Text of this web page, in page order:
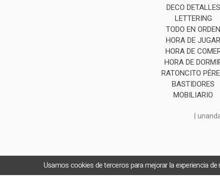
DECO DETALLES
LETTERING
TODO EN ORDEN
HORA DE JUGAR
HORA DE
HORA DE
RATONCITO
BASTIDORES
MOBILIARIO
|
Usamos cookies de terceros para mejorar la experiencia